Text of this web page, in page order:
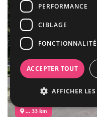
... 33 km
PERFORMANCE
CIBLAGE
FONCTIONNALITÉ
ACCEPTER TOUT
AFFICHER